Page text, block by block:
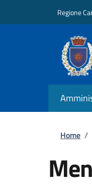
Regione
Home /